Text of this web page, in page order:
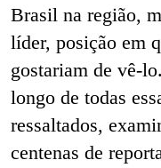
Brasil na região,
líder, posição em
gostariam de vê-
longo de todas
ressaltados,
centenas de